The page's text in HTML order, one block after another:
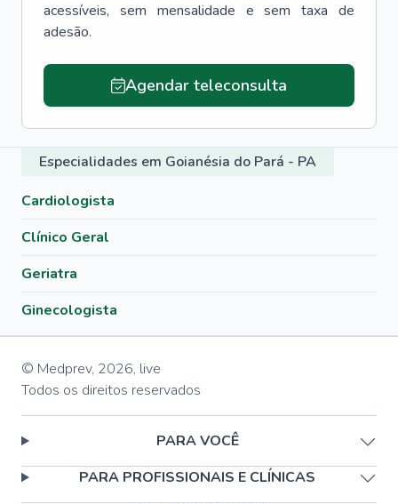
acessíveis, sem mensalidade e sem taxa de
adesão.
Agendar teleconsulta
Especialidades em Goianésia do Pará - PA
Cardiologista
Clínico Geral
Geriatra
Ginecologista
© Medprev, 2026, live
Todos os direitos reservados
PARA VOCÊ
PARA PROFISSIONAIS E CLÍNICAS